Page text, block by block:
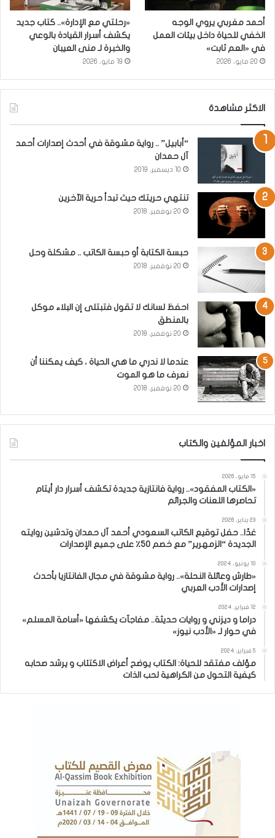
أحمد مغربي يروي الوجه
الخفي للحياة داخل بيئات العمل
في «العم ثابت»
20 مايو، 2026
«رحلتي مع الإدارة».. كتاب جديد
يكشف أسرار القيادة بالوعي
والخبرة لـ منى العيبان
19 مايو، 2026
الاكثر مشاهدة
“أبابيل” .. رواية مشوقة في أحدث إصدارات أحمد
آل حمدان
10 ديسمبر، 2019
تنتهي حريتك حيث تبدأ حرية الآخرين
20 نوفمبر، 2018
حبسة الكتابة أو حبسة الكاتب .. مشكلة وحل
20 نوفمبر، 2018
احفظ لسانك لا تقول فتبتلى إن البلاء موكل
بالمنطق
20 نوفمبر، 2018
عندما لا ندري ما هي الحياة ، كيف يمكننا أن
نعرف ما هو الموت
20 نوفمبر، 2018
اخبار المؤلفين والكتاب
15 مايو، 2026
«الكتاب المفقود».. رواية فانتازية جديدة تكشف أسرار دار أيتام
تحاصرها اللعنات والجرائم
23 يناير، 2026
غدًا.. حفل توقيع الكاتب السعودي أحمد آل حمدان وتدشين روايته
الجديدة “الزمهرير” مع خصم 50٪ على جميع الإصدارات
10 يونيو، 2024
«طارش وعائلة النحلة».. رواية مشوقة في مجال الفانتازيا بأحدث
إصدارات الأدب العربي
12 فبراير، 2024
دراما و ديزني و روايات حديثة.. مفاجآت يكشفها «أسامة المسلم»
في حوار لـ «الأدب نيوز»
5 فبراير، 2024
مؤلف مفتقد للحياة: الكتاب يوضح أعراض الاكتئاب و يرشد صحابه
كيفية التحول من الكراهية لحب الذات